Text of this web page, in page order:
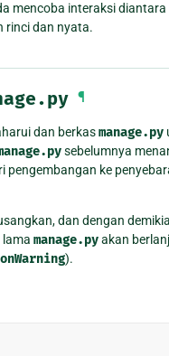
mencoba interaksi
rinci dan nyata.
¶
dan berkasmanage.py
sebelumnya
ke
dan dengan
lama manage.pyakan
).